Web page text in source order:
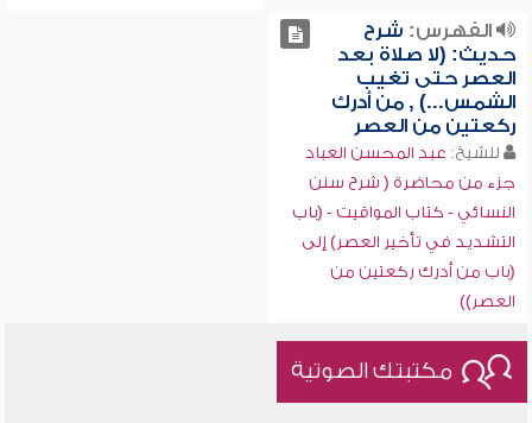
الفهرس: شرح
حديث: (لا صلاة بعد
العصر حتى تغيب
الشمس...) , من أدرك
ركعتين من العصر
للشيخ: عبد المحسن العباد
جزء من محاضرة ( شرح سنن
النسائي - كتاب المواقيت - (باب
التشديد في تأخير العصر) إلى
(باب من أدرك ركعتين من
العصر))
مكتبتك الصوتية